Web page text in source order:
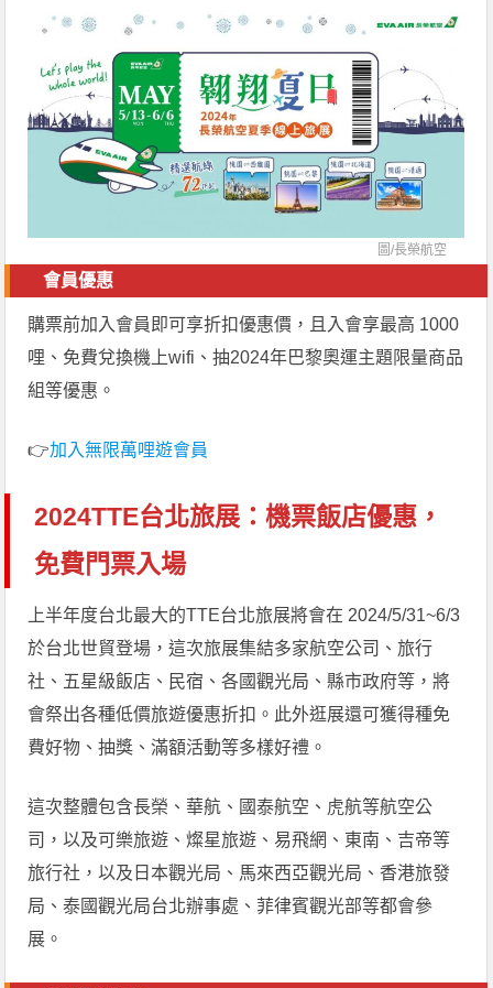
圖/長榮航空
會員優惠
購票前加入會員即可享折扣優惠價，且入會享最高 1000
哩、免費兌換機上wifi、抽2024年巴黎奧運主題限量商品
組等優惠。
👉加入無限萬哩遊會員
2024TTE台北旅展：機票飯店優惠，
免費門票入場
上半年度台北最大的TTE台北旅展將會在 2024/5/31~6/3
於台北世貿登場，這次旅展集結多家航空公司、旅行
社、五星級飯店、民宿、各國觀光局、縣市政府等，將
會祭出各種低價旅遊優惠折扣。此外逛展還可獲得種免
費好物、抽獎、滿額活動等多樣好禮。
這次整體包含長榮、華航、國泰航空、虎航等航空公
司，以及可樂旅遊、燦星旅遊、易飛網、東南、吉帝等
旅行社，以及日本觀光局、馬來西亞觀光局、香港旅發
局、泰國觀光局台北辦事處、菲律賓觀光部等都會參
展。